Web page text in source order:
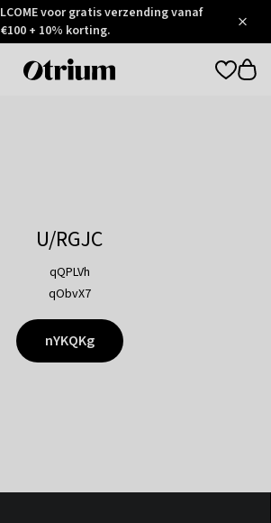
voor gratis verzending vanaf
€100 + 10% korting.
Otrium
U/RGJC
qQPLVh
qObvX7
nYKQKg